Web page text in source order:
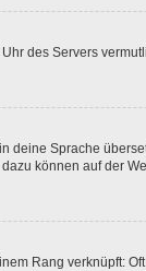
des Servers
Sprache
können auf der
Rang verknüpft: